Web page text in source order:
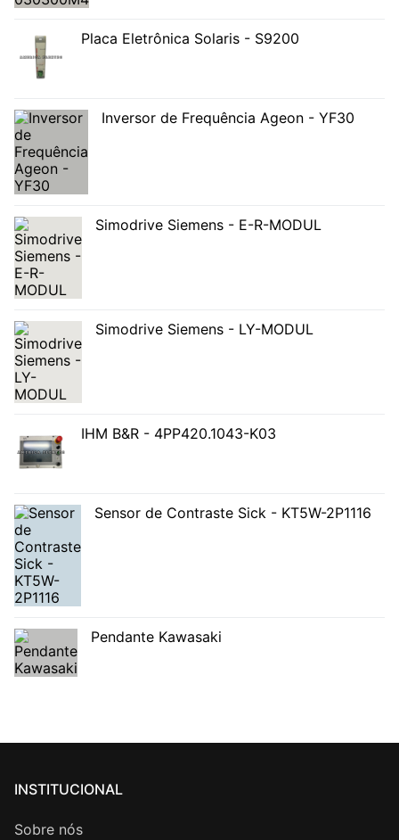
Placa Eletrônica Solaris - S9200
Inversor de Frequência Ageon - YF30
Simodrive Siemens - E-R-MODUL
Simodrive Siemens - LY-MODUL
IHM B&R - 4PP420.1043-K03
Sensor de Contraste Sick - KT5W-2P1116
Pendante Kawasaki
INSTITUCIONAL
Sobre nós